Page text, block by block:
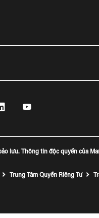
mới
Linkedin
Mở cửa sổ mới
lưu. Thông tin độc quyền của
Trung Tâm Quyền Riêng Tư